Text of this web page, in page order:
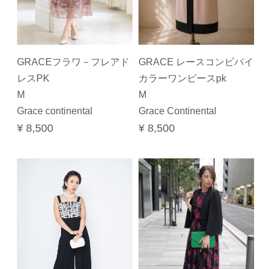
GRACEフラワ－フレアド
レスPK
M
Grace continental
¥ 8,500
GRACE レースコンビバイ
カラーワンピースpk
M
Grace Continental
¥ 8,500